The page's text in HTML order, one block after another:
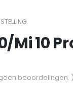
Mi 10
beoordelingen. )